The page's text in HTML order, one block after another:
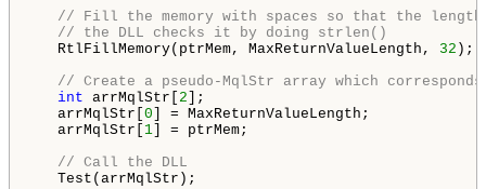
// Fill the memory with spaces so that the
// the DLL checks it by doing strlen()
RtlFillMemory(ptrMem, MaxReturnValueLength, 32 );
// Create a pseudo-MqlStr array which
int arrMqlStr[ 2 ];
arrMqlStr[ 0 ] = MaxReturnValueLength;
arrMqlStr[ 1 ] = ptrMem;
// Call the DLL
Test(arrMqlStr);